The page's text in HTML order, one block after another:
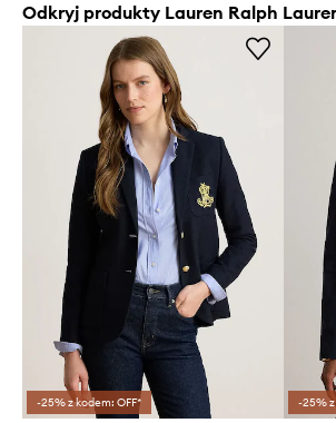
Odkryj produkty Lauren Ralph
-25% z kodem: OFF* -25% z